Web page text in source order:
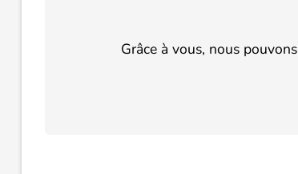
Grâce à vous, nous